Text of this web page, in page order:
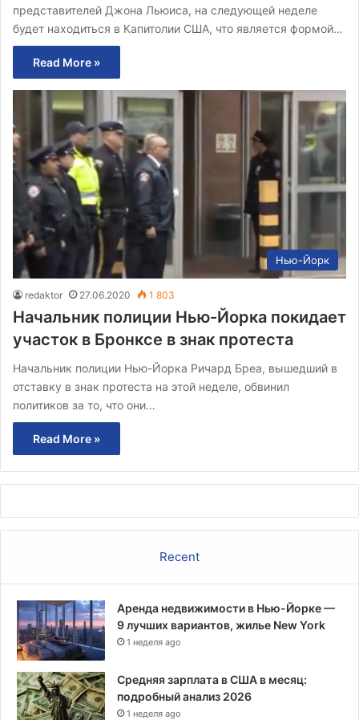
представителей Джона Льюиса, на следующей неделе
будет находиться в Капитолии США, что является формой…
Read More »
Нью-Йорк
redaktor 27.06.2020 1 803
Начальник полиции Нью-Йорка покидает
участок в Бронксе в знак протеста
Начальник полиции Нью-Йорка Ричард Бреа, вышедший в
отставку в знак протеста на этой неделе, обвинил
политиков за то, что они…
Read More »
Recent
Аренда недвижимости в Нью-Йорке —
9 лучших вариантов, жилье New York
1 неделя ago
Средняя зарплата в США в месяц:
подробный анализ 2026
1 неделя ago